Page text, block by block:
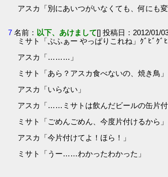
アスカ「別にあいつがいなくても、何にも変
7 名前： 以下、あけまして[] 投稿日：2012/01/
ミサト「ぷふぁー やっぱりこれね」ｸﾞﾋﾞｸﾞﾋ
アスカ「………」
ミサト「あら？アスカ食べないの、焼き鳥」
アスカ「いらない」
アスカ「……ミサトは飲んだビールの缶片付
ミサト「ごめんごめん、今度片付けるから」
アスカ「今片付けてよ！ほら！」
ミサト「うー……わかったわかった」